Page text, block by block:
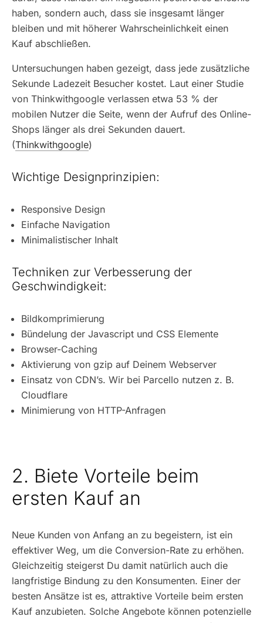
haben, sondern auch, dass sie insgesamt länger
bleiben und mit höherer Wahrscheinlichkeit einen
Kauf abschließen.
Untersuchungen haben gezeigt, dass jede zusätzliche
Sekunde Ladezeit Besucher kostet. Laut einer Studie
von Thinkwithgoogle verlassen etwa 53 % der
mobilen Nutzer die Seite, wenn der Aufruf des Online-
Shops länger als drei Sekunden dauert.
(Thinkwithgoogle)
Wichtige Designprinzipien:
Responsive Design
Einfache Navigation
Minimalistischer Inhalt
Techniken zur Verbesserung der
Geschwindigkeit:
Bildkomprimierung
Bündelung der Javascript und CSS Elemente
Browser-Caching
Aktivierung von gzip auf Deinem Webserver
Einsatz von CDN’s. Wir bei Parcello nutzen z. B.
Cloudflare
Minimierung von HTTP-Anfragen
2. Biete Vorteile beim
ersten Kauf an
Neue Kunden von Anfang an zu begeistern, ist ein
effektiver Weg, um die Conversion-Rate zu erhöhen.
Gleichzeitig steigerst Du damit natürlich auch die
langfristige Bindung zu den Konsumenten. Einer der
besten Ansätze ist es, attraktive Vorteile beim ersten
Kauf anzubieten. Solche Angebote können potenzielle